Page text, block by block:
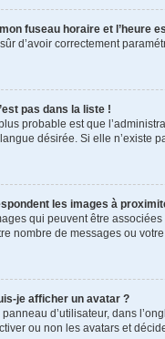
fuseau horaire et l’heure
d’avoir correctement
pas dans la liste !
probable est que
désirée. Si elle n’existe
les images à
qui peuvent être
nombre de messages ou
je afficher un avatar ?
d’utilisateur, dans
ou non les avatars et